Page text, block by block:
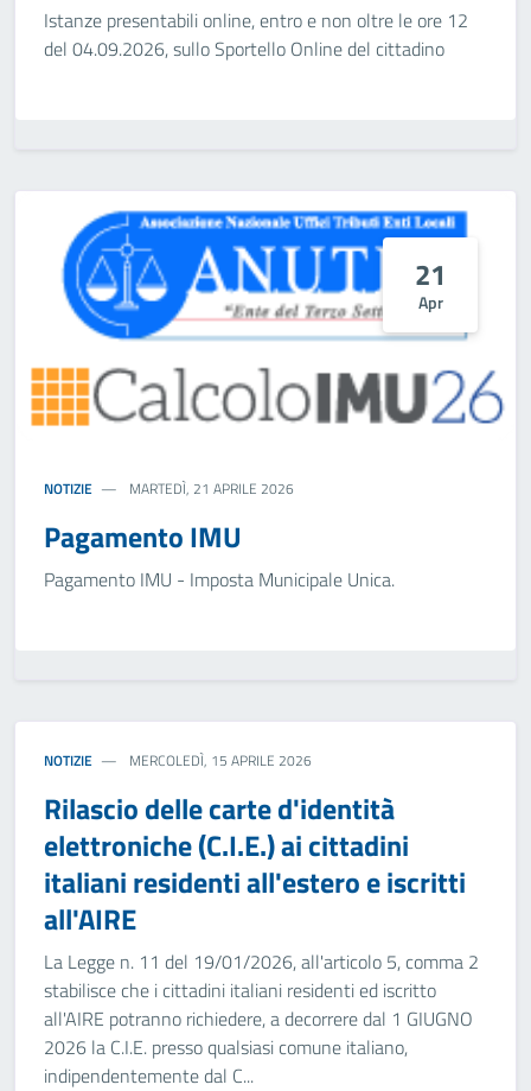
Istanze presentabili online, entro e non oltre le ore 12
del 04.09.2026, sullo Sportello Online del cittadino
21
Apr
NOTIZIE MARTEDÌ, 21 APRILE 2026
Pagamento IMU
Pagamento IMU - Imposta Municipale Unica.
NOTIZIE MERCOLEDÌ, 15 APRILE 2026
Rilascio delle carte d'identità
elettroniche (C.I.E.) ai cittadini
italiani residenti all'estero e iscritti
all'AIRE
La Legge n. 11 del 19/01/2026, all'articolo 5, comma 2
stabilisce che i cittadini italiani residenti ed iscritto
all'AIRE potranno richiedere, a decorrere dal 1 GIUGNO
2026 la C.I.E. presso qualsiasi comune italiano,
indipendentemente dal C...